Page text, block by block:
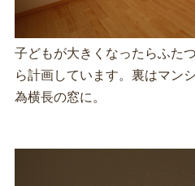
子どもが大きくなったらふた
ら計画しています。裏はマン
為横長の窓に。